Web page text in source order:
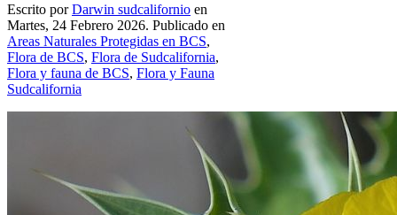
Escrito porDarwin sudcalifornio en
Martes, 24 Febrero 2026. Publicado en
Areas Naturales Protegidas en BCS,
Flora de BCS, Flora de Sudcalifornia,
Flora y fauna de BCS, Flora y Fauna
Sudcalifornia